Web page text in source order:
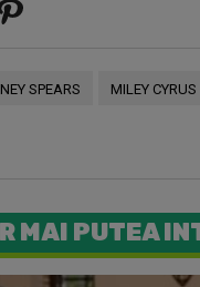
SPEARS MILEY CYRUS
MAI PUTEA